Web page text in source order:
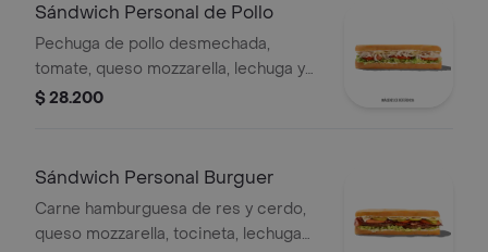
Sándwich Personal de Pollo
Pechuga de pollo desmechada,
tomate, queso mozzarella, lechuga y
mayonesa
$ 28.200
Sándwich Personal Burguer
Carne hamburguesa de res y cerdo,
queso mozzarella, tocineta, lechuga